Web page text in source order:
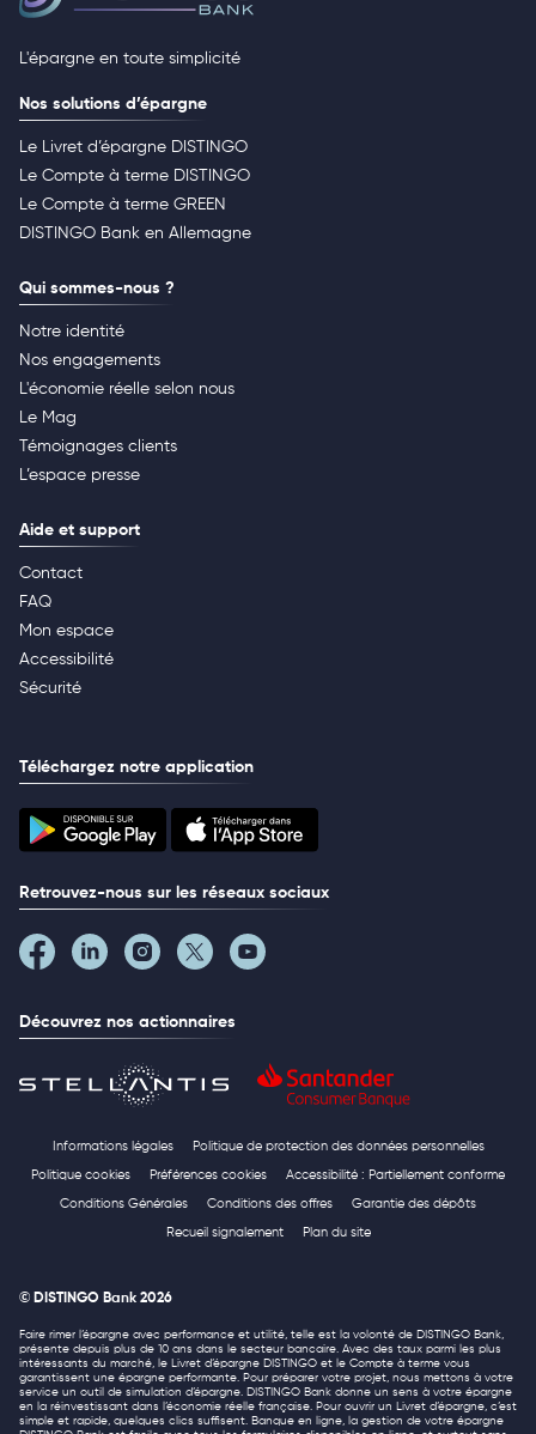
L'épargne en toute simplicité
Nos solutions d’épargne
Le Livret d’épargne DISTINGO
Le Compte à terme DISTINGO
Le Compte à terme GREEN
DISTINGO Bank en Allemagne
Qui sommes-nous ?
Notre identité
Nos engagements
L'économie réelle selon nous
Le Mag
Témoignages clients
L’espace presse
Aide et support
Contact
FAQ
Mon espace
Accessibilité
Sécurité
Téléchargez notre application
Retrouvez-nous sur les réseaux sociaux
Découvrez nos actionnaires
Informations légales Politique de protection des données personnelles
Politique cookies Préférences cookies Accessibilité : Partiellement conforme
Conditions Générales Conditions des offres Garantie des dépôts
Recueil signalement Plan du site
© DISTINGO Bank 2026
Faire rimer l’épargne avec performance et utilité, telle est la volonté de DISTINGO Bank,
présente depuis plus de 10 ans dans le secteur bancaire. Avec des taux parmi les plus
intéressants du marché, le Livret d’épargne DISTINGO et le Compte à terme vous
garantissent une épargne performante. Pour préparer votre projet, nous mettons à votre
service un outil de simulation d’épargne. DISTINGO Bank donne un sens à votre épargne
en la réinvestissant dans l’économie réelle française. Pour ouvrir un Livret d’épargne, c’est
simple et rapide, quelques clics suffisent. Banque en ligne, la gestion de votre épargne